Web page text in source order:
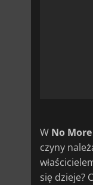
W No
czyny
się dzieje?